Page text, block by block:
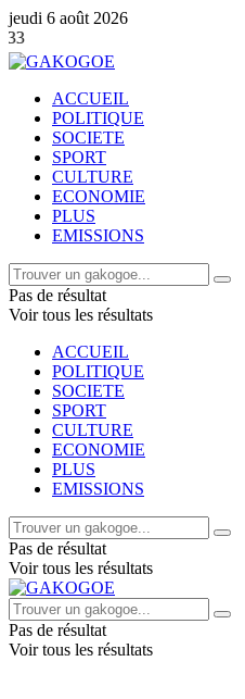
jeudi 6 août 2026
ACCUEIL
POLITIQUE
SOCIETE
SPORT
CULTURE
ECONOMIE
PLUS
EMISSIONS
Pas de résultat
Voir tous les résultats
ACCUEIL
POLITIQUE
SOCIETE
SPORT
CULTURE
ECONOMIE
PLUS
EMISSIONS
Pas de résultat
Voir tous les résultats
Pas de résultat
Voir tous les résultats